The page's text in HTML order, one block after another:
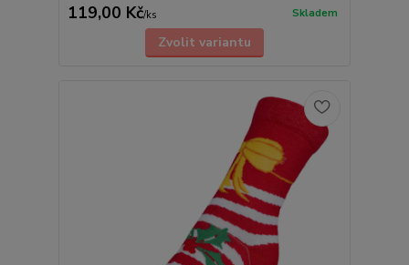
119,00 Kč/ks Skladem
Zvolit variantu